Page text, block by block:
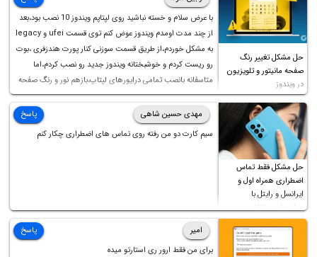
حل مشکل تغییر رنگ
صفحه مانیتور و تلویزیون
در ویندوز
با عرض سلام و خسته نباشید روی لپتاپم ویندوز 10 نصب بود،بعد
از چند مدت اومدم ویندوز عوض کنم توی قسمت ufei و legacy
به مشکل خوردم،از طریق قسمت سوزنی کنار پورت هندزفری ،بوت
رو ریست کردم و خوشبختانه ویندوز جدید رو نصب کردم،اما
متاسفانه بانصب تمامی درایورهای لپتاپ،بازهم نور و رنگ صفحه
چه موقع کار چه موقع پخش فیلم مثل سابق نیست(نور زیاده و بی
کیفیت)،با ابدیت کردن کارت گرافیک،کالیبره کردن و غیره هم نور و
رنگ درست نشد (انگار تصویر ماته)، خواهشمند است راهنمایی
فرمایید باتشکر
حل مشکل فقط تماس
اضطراری همراه اول و
ایرانسل و رایتل با
روش‌های مختلف
مهدی حسین شاهی
سیم کارت دو من رفته روی تماس های اضطراری چکار کنم
پاسخ
امیر
برای من فقط ارور ری استارتو میده
پاسخ